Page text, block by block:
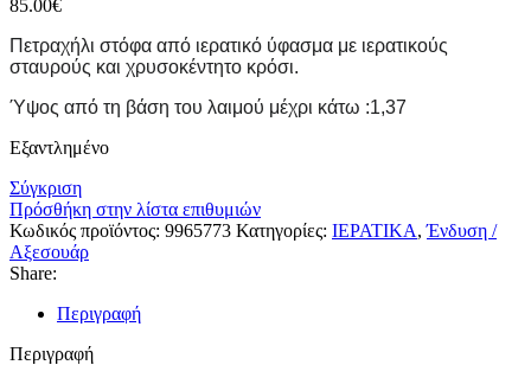
85.00€
Πετραχήλι στόφα από ιερατικό ύφασμα με ιερατικούς
σταυρούς και χρυσοκέντητο κρόσι.
Ύψος από τη βάση του λαιμού μέχρι κάτω :1,37
Εξαντλημένο
Σύγκριση
Πρόσθήκη στην λίστα επιθυμιών
Κωδικός προϊόντος: 9965773 Κατηγορίες: ΙΕΡΑΤΙΚΑ, Ένδυση /
Αξεσουάρ
Share:
Περιγραφή
Περιγραφή